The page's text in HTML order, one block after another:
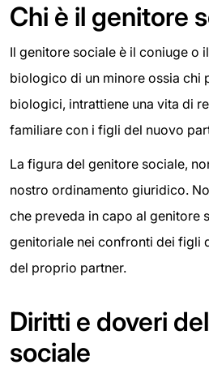
Chi è il genitore
Il genitore sociale è il coniuge o
biologico di un minore ossia chi
biologici, intrattiene una vita di
familiare con i figli del nuovo
La figura del genitore sociale,
nostro ordinamento giuridico.
che preveda in capo al genitore
genitoriale nei confronti dei figli
del proprio partner.
Diritti e doveri
sociale